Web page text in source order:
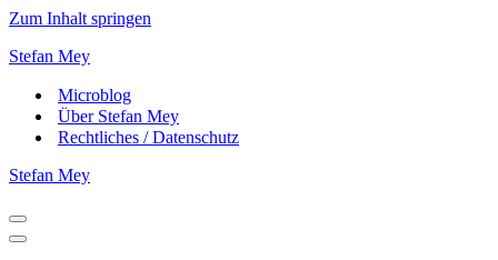
Zum Inhalt springen
Stefan Mey
Microblog
Über Stefan Mey
Rechtliches / Datenschutz
Stefan Mey
Navigationsmenü
Navigationsmenü